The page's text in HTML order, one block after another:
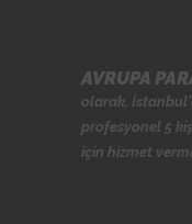
AVRUPA
olarak,
profesyonel 5
için hizmet